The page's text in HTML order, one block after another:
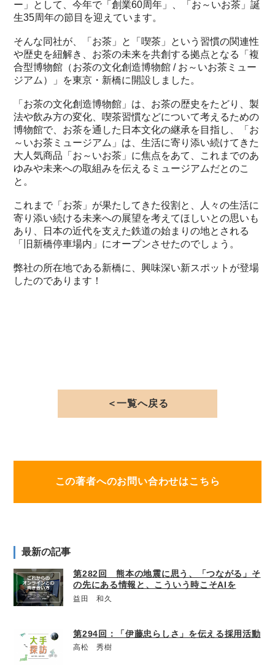
ー」として、今年で「創業60周年」、「お～いお茶」誕
生35周年の節目を迎えています。
そんな同社が、「お茶」と「喫茶」という習慣の関連性
や歴史を紐解き、お茶の未来を共創する拠点となる「複
合型博物館（お茶の文化創造博物館 / お～いお茶ミュー
ジアム）」を東京・新橋に開設しました。
「お茶の文化創造博物館」は、お茶の歴史をたどり、製
法や飲み方の変化、喫茶習慣などについて考えるための
博物館で、お茶を通した日本文化の継承を目指し、「お
～いお茶ミュージアム」は、生活に寄り添い続けてきた
大人気商品「お～いお茶」に焦点をあて、これまでのあ
ゆみや未来への取組みを伝えるミュージアムだとのこ
と。
これまで「お茶」が果たしてきた役割と、人々の生活に
寄り添い続ける未来への展望を考えてほしいとの思いも
あり、日本の近代を支えた鉄道の始まりの地とされる
「旧新橋停車場内」にオープンさせたのでしょう。
弊社の所在地である新橋に、興味深い新スポットが登場
したのであります！
＜一覧へ戻る
この著者へのお問い合わせはこちら
最新の記事
第282回 熊本の地震に思う、「つながる」そ
の先にある情報と、こういう時こそAIを
益田 和久
第294回：「伊藤忠らしさ」を伝える採用活動
高松 秀樹